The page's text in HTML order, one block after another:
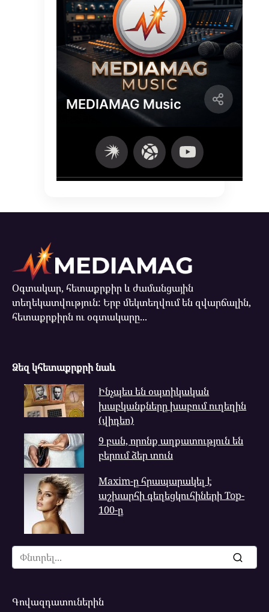
Օգտակար, հետաքրքիր և ժամանցային
տեղեկատվություն: Երբ մեկտեղվում են զվարճալին,
հետաքրքիրն ու օգտակարը...
Ձեզ կհետաքրքրի նաև
Ինչպես են օպտիկական
խաբկանքները խաբում ուղեղին
(վիդեո)
9 բան, որոնք աղքատություն են
բերում ձեր տուն
Maxim-ը հրապարակել է
աշխարհի գեղեցկուհիների Top-
100-ը
Search
for:
Գովազդատուներին